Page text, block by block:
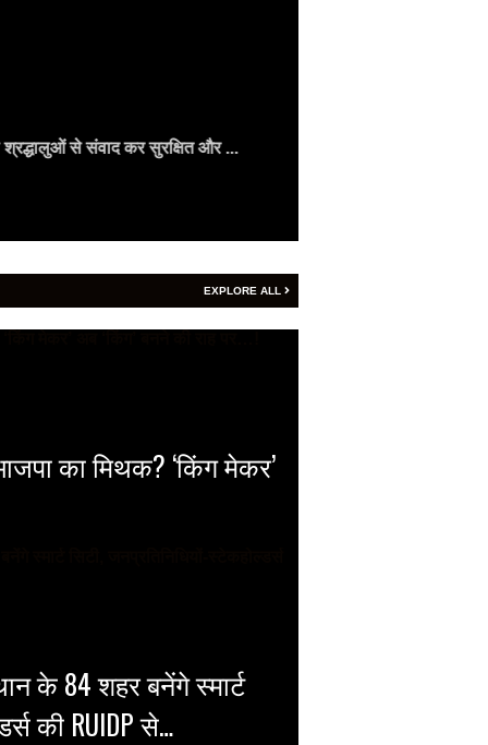
श्रद्धालुओं से संवाद कर सुरक्षित और ...
EXPLORE ALL
का मिथक? ‘किंग मेकर’
के 84 शहर बनेंगे स्मार्ट
की RUIDP से…